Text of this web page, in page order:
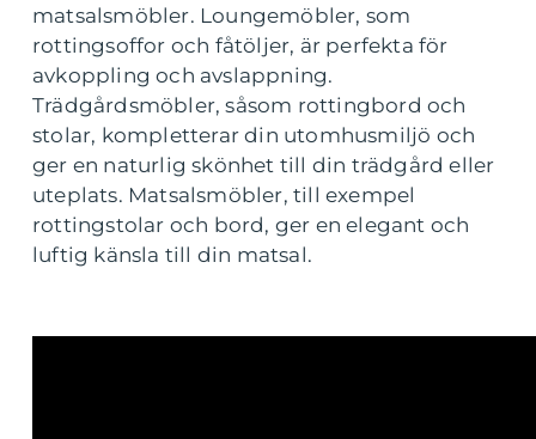
matsalsmöbler. Loungemöbler, som
rottingsoffor och fåtöljer, är perfekta för
avkoppling och avslappning.
Trädgårdsmöbler, såsom rottingbord och
stolar, kompletterar din utomhusmiljö och
ger en naturlig skönhet till din trädgård eller
uteplats. Matsalsmöbler, till exempel
rottingstolar och bord, ger en elegant och
luftig känsla till din matsal.